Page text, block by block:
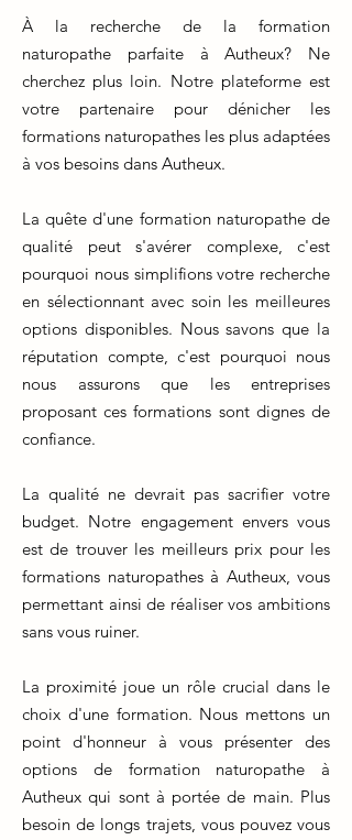
À la recherche de la formation
naturopathe parfaite à Autheux? Ne
cherchez plus loin. Notre plateforme est
votre partenaire pour dénicher les
formations naturopathes les plus adaptées
à vos besoins dans Autheux.
La quête d'une formation naturopathe de
qualité peut s'avérer complexe, c'est
pourquoi nous simplifions votre recherche
en sélectionnant avec soin les meilleures
options disponibles. Nous savons que la
réputation compte, c'est pourquoi nous
nous assurons que les entreprises
proposant ces formations sont dignes de
confiance.
La qualité ne devrait pas sacrifier votre
budget. Notre engagement envers vous
est de trouver les meilleurs prix pour les
formations naturopathes à Autheux, vous
permettant ainsi de réaliser vos ambitions
sans vous ruiner.
La proximité joue un rôle crucial dans le
choix d'une formation. Nous mettons un
point d'honneur à vous présenter des
options de formation naturopathe à
Autheux qui sont à portée de main. Plus
besoin de longs trajets, vous pouvez vous